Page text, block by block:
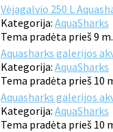
Vėjagalvio 250 L
Kategorija: AquaSharks
Tema pradėta prieš 9
Aquasharks galerijos
Kategorija: AquaSharks
Tema pradėta prieš 10
Aquasharks galerijos
Kategorija: AquaSharks
Tema pradėta prieš 10